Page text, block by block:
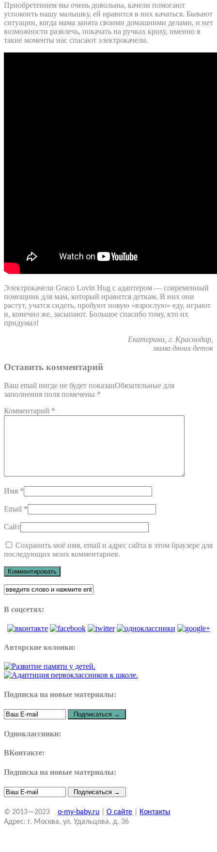
Приобретением мы очень довольны, качели помогают
успокоить нашу малышку, ей нравится в них качаться. Бывают
ситуации, когда мама занята своими домашними делами, и нет
возможности развлечь, покачать на ручках кроху, именно в
такие моменты нас спасают электрокачели.
Электрокачели Graco Lovin Hug с адаптером — современный
помощник для мам, который нравится деткам. В них они
растут, учатся сидеть, пробуют новую «взрослую» еду, играют
и, конечно же, засыпают. Большое спасибо тому, кто их
придумал!
Екатерина, г. Краснодар,
мама двоих деток
Оставить комментарий
Ваш email нигде не будет показанОбязательные для
заполнения поля помечены *
Комментарий *
Имя *
Email *
Сайт
Сохранить моё имя, email и адрес сайта в этом браузере для
последующих моих комментариев.
В соцсетях:
Авторские колонки:
Подписка на новые материалы:
Одноклассники:
ВКонтакте:
Подписка на новые материалы:
© 2013—2023 o-my-baby.ru О сайте
Контакты
Адрес: г. Москва, ул. Удальцова, д. 36